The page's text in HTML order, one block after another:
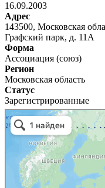
16.09.2003
Адрес
143500, Московская
Графский парк, д. 11А
Форма
Ассоциация (союз)
Регион
Московская область
Статус
Зарегистрированные